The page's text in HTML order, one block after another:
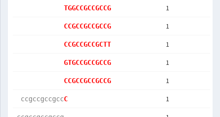
TGGCCGCCGCCG 1
CCGCCGCCGCCG 1
CCGCCGCCGCTT 1
GTGCCGCCGCCG 1
CCGCCGCCGCCG 1
ccgccgccgccC 1